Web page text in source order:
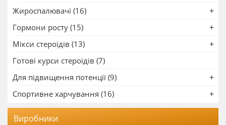
Жироспалювачі (16)
Гормони росту (15)
Мікси стероїдів (13)
Готові курси стероїдів (7)
Для підвищення потенції (9)
Спортивне харчування (16)
Виробники